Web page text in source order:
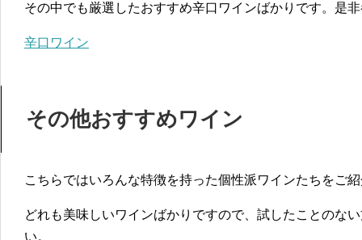
その中でも厳選したおすすめ辛口ワインばかりです。是
辛口ワイン
その他おすすめワイン
こちらではいろんな特徴を持った個性派ワインたちをご
どれも美味しいワインばかりですので、試したことのな
い。